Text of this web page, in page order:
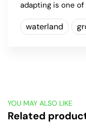
adapting is one
waterland
YOU MAY ALSO LIKE
Related